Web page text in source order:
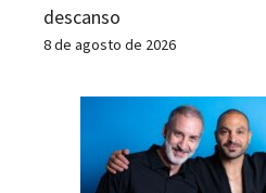
descanso
8 de agosto de 2026